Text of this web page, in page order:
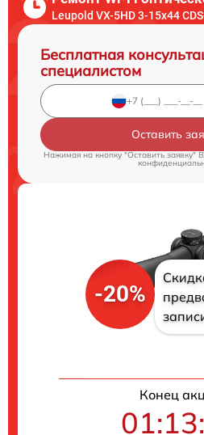
Leupold VX-5HD 3-15x44
Бесплатная
специалистом
Оставить
Нажимая на кнопку "Оставить заявку"
-20%
Конец